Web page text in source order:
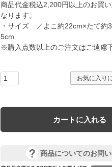
商品代金税込2,200円以上のお買
なります。
・サイズ　／よこ約22cm×たて約
5cm
※購入点数以上のご注文はご遠慮
お気に入り
カートに入れる
商品についてのお問